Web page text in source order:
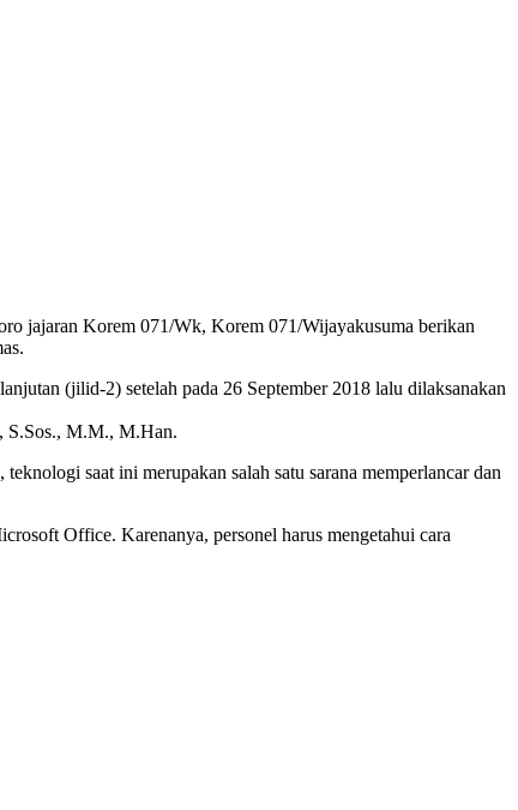
jajaran Korem 071/Wk, Korem 071/Wijayakusuma berikan
(jilid-2) setelah pada 26 September 2018 lalu dilaksanakan
S.Sos., M.M., M.Han.
saat ini merupakan salah satu sarana memperlancar dan
Office. Karenanya, personel harus mengetahui cara